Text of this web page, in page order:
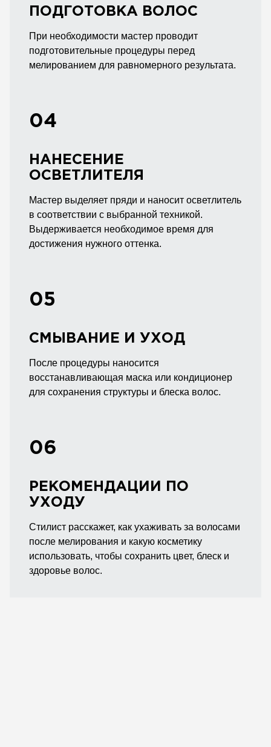
ПОДГОТОВКА ВОЛОС
При необходимости мастер проводит
подготовительные процедуры перед
мелированием для равномерного результата.
04
НАНЕСЕНИЕ
ОСВЕТЛИТЕЛЯ
Мастер выделяет пряди и наносит осветлитель
в соответствии с выбранной техникой.
Выдерживается необходимое время для
достижения нужного оттенка.
05
СМЫВАНИЕ И УХОД
После процедуры наносится
восстанавливающая маска или кондиционер
для сохранения структуры и блеска волос.
06
РЕКОМЕНДАЦИИ ПО
УХОДУ
Стилист расскажет, как ухаживать за волосами
после мелирования и какую косметику
использовать, чтобы сохранить цвет, блеск и
здоровье волос.